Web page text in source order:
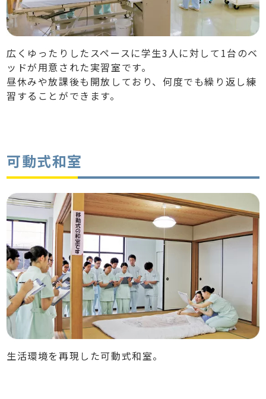
広くゆったりしたスペースに学生3人に対して1台のベ
ッドが用意された実習室です。
昼休みや放課後も開放しており、何度でも繰り返し練
習することができます。
可動式和室
生活環境を再現した可動式和室。